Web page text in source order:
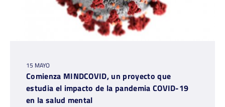
15 MAYO
Comienza MINDCOVID, un proyecto que
estudia el impacto de la pandemia COVID-19
en la salud mental